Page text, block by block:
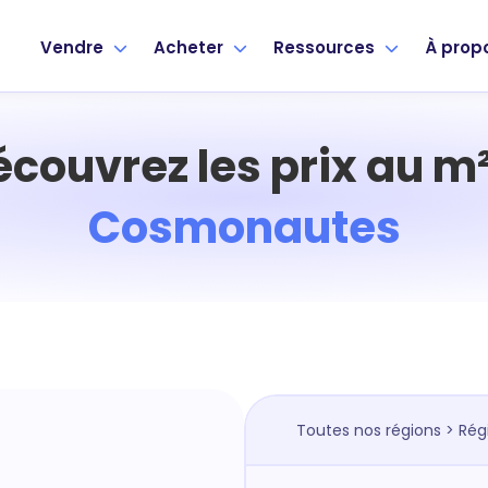
Vendre Acheter Ressources À
les prix au
Cosmonautes
Toutes nos régions >